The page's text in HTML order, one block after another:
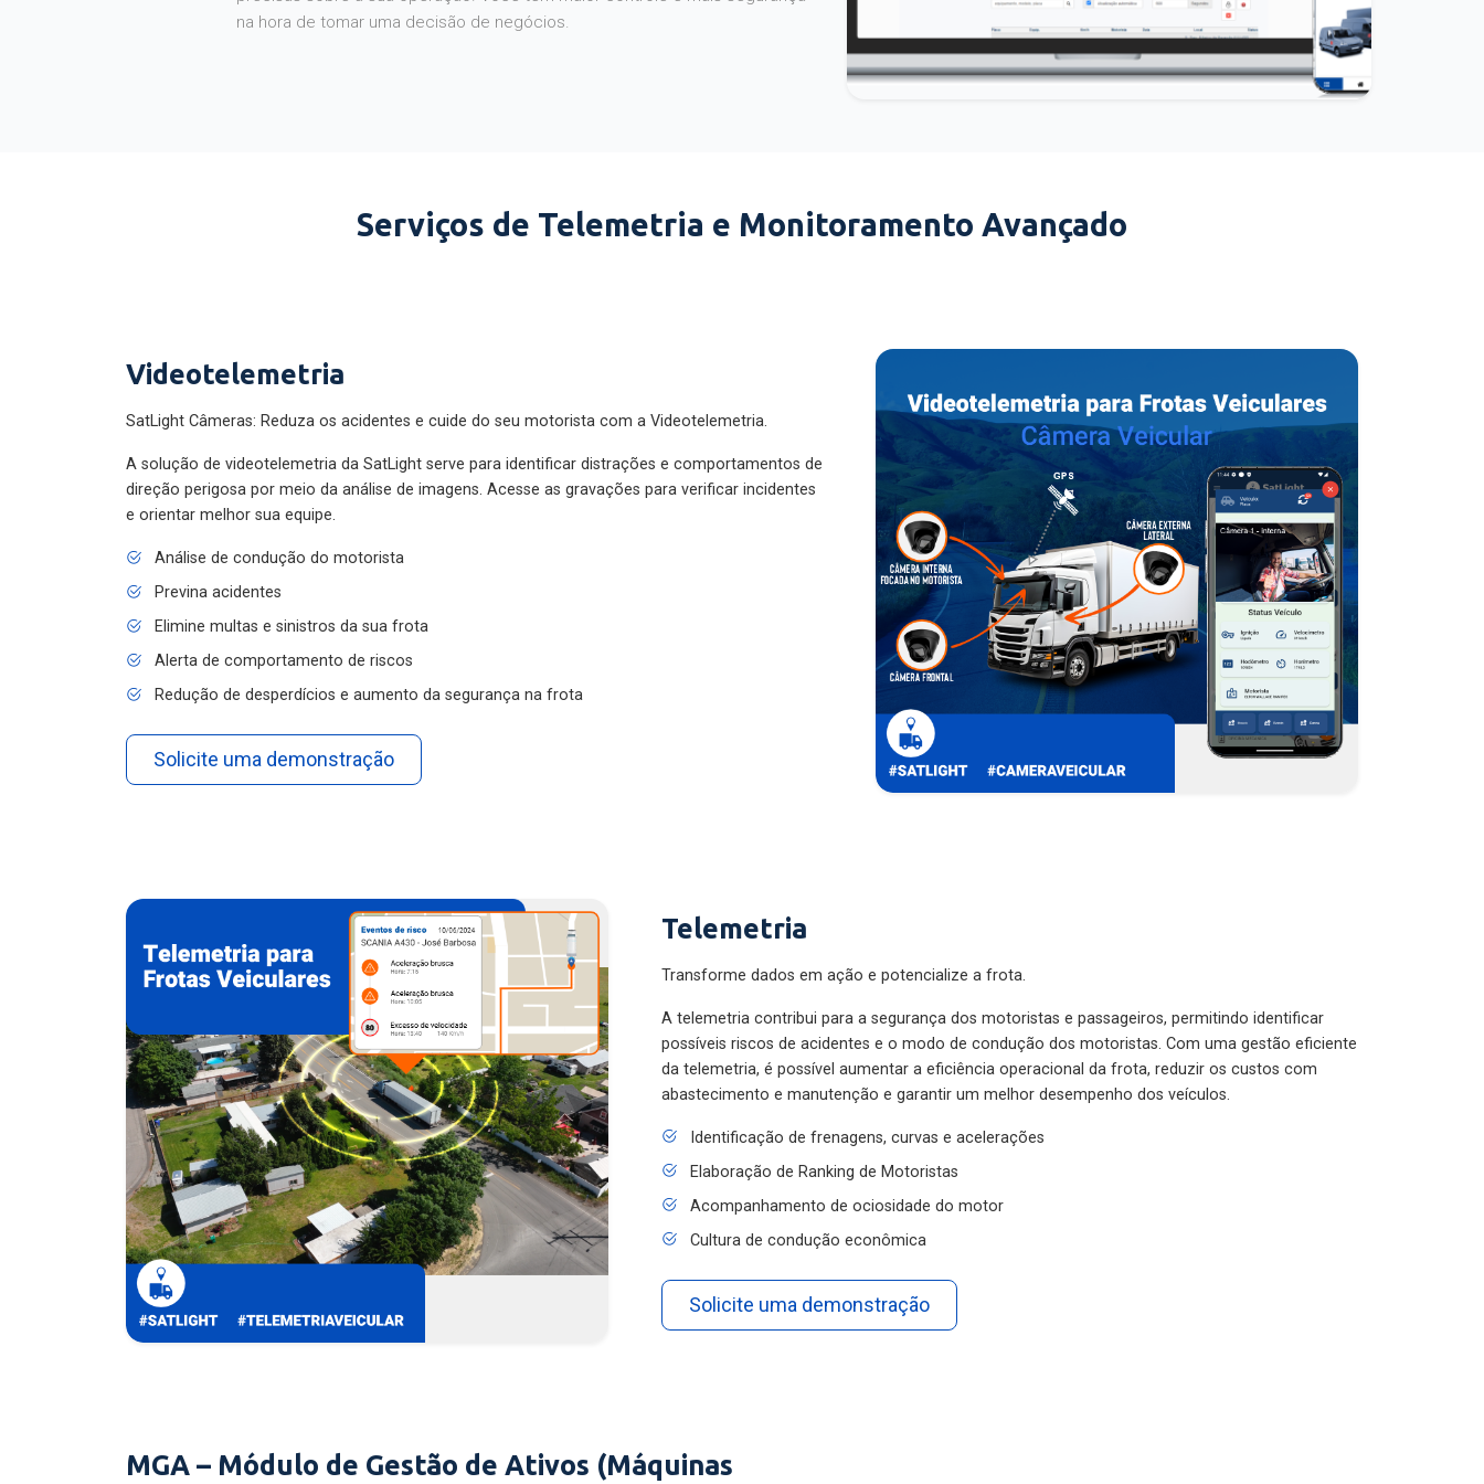
na hora de tomar uma decisão de negócios.
Serviços de Telemetria e Monitoramento Avançado
Videotelemetria
SatLight Câmeras: Reduza os acidentes e cuide do seu motorista com a Videotelemetria.
A solução de videotelemetria da SatLight serve para identificar distrações e comportamentos de
direção perigosa por meio da análise de imagens. Acesse as gravações para verificar incidentes
e orientar melhor sua equipe.
Análise de condução do motorista
Previna acidentes
Elimine multas e sinistros da sua frota
Alerta de comportamento de riscos
Redução de desperdícios e aumento da segurança na frota
Solicite uma demonstração
Telemetria
Transforme dados em ação e potencialize a frota.
A telemetria contribui para a segurança dos motoristas e passageiros, permitindo identificar
possíveis riscos de acidentes e o modo de condução dos motoristas. Com uma gestão eficiente
da telemetria, é possível aumentar a eficiência operacional da frota, reduzir os custos com
abastecimento e manutenção e garantir um melhor desempenho dos veículos.
Identificação de frenagens, curvas e acelerações
Elaboração de Ranking de Motoristas
Acompanhamento de ociosidade do motor
Cultura de condução econômica
Solicite uma demonstração
MGA – Módulo de Gestão de Ativos (Máquinas